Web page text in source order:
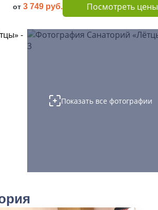
от 3 749 руб. Посмотреть цены
Показать все фотографии